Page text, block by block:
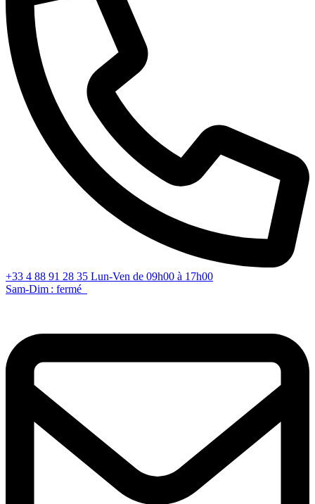
+33 4 88 91 28 35 Lun-Ven de 09h00 à 17h00
Sam-Dim : fermé